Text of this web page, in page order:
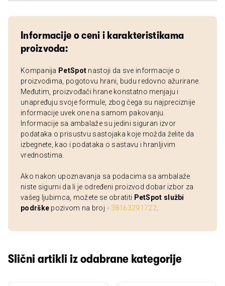
Informacije o ceni i karakteristikama
proizvoda:
Kompanija PetSpot nastoji da sve informacije o
proizvodima, pogotovu hrani, budu redovno ažurirane.
Međutim, proizvođači hrane konstatno menjaju i
unapređuju svoje formule, zbog čega su najpreciznije
informacije uvek one na samom pakovanju.
Informacije sa ambalaže su jedini siguran izvor
podataka o prisustvu sastojaka koje možda želite da
izbegnete, kao i podataka o sastavu i hranljivim
vrednostima.
Ako nakon upoznavanja sa podacima sa ambalaže
niste sigurni da li je određeni proizvod dobar izbor za
vašeg ljubimca, možete se obratiti PetSpot službi
podrške pozivom na broj+38163291722
Slični artikli iz odabrane kategorije